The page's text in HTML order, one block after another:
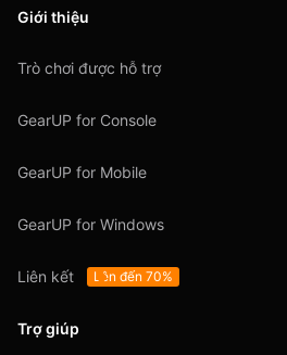
Giới thiệu
Trò chơi được hỗ trợ
GearUP for Console
GearUP for Mobile
GearUP for Windows
Liên kết Lên đến 70%
Trợ giúp